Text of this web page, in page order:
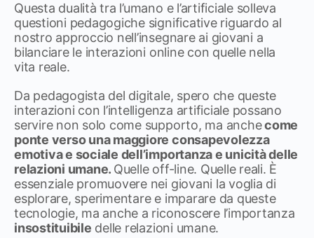
Questa dualità tra l’umano e l’artificiale solleva
questioni pedagogiche significative riguardo al
nostro approccio nell’insegnare ai giovani a
bilanciare le interazioni online con quelle nella
vita reale.
Da pedagogista del digitale, spero che queste
interazioni con l’intelligenza artificiale possano
servire non solo come supporto, ma anchecome
ponte verso una maggiore consapevolezza
emotiva e sociale dell’importanza e unicità delle
relazioni umane. Quelle off-line. Quelle reali. È
essenziale promuovere nei giovani la voglia di
esplorare, sperimentare e imparare da queste
tecnologie, ma anche a riconoscere l’importanza
insostituibile delle relazioni umane.